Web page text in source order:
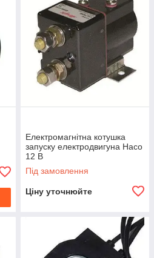
Електромагнітна котушка
запуску електродвигуна Haco
12 В
Під замовлення
Ціну уточнюйте